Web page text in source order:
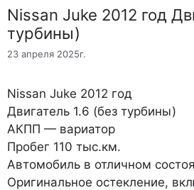
Nissan Juke 2012 год
турбины)
23 апреля 2025г.
Nissan Juke 2012 год
Двигатель 1.6 (без турбины)
АКПП — вариатор
Пробег 110 тыс.км.
Автомобиль в отличном
Оригинальное остекление,